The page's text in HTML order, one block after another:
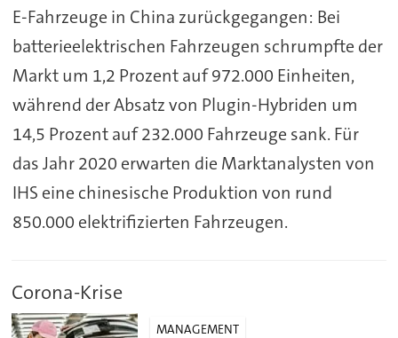
E-Fahrzeuge in China zurückgegangen: Bei
batterieelektrischen Fahrzeugen schrumpfte der
Markt um 1,2 Prozent auf 972.000 Einheiten,
während der Absatz von Plugin-Hybriden um
14,5 Prozent auf 232.000 Fahrzeuge sank. Für
das Jahr 2020 erwarten die Marktanalysten von
IHS eine chinesische Produktion von rund
850.000 elektrifizierten Fahrzeugen.
Corona-Krise
MANAGEMENT